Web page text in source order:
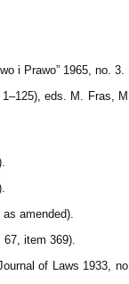
i Prawo” 1965, no. 3.
eds. M. Fras, M.
amended).
item 369).
of Laws 1933, no.